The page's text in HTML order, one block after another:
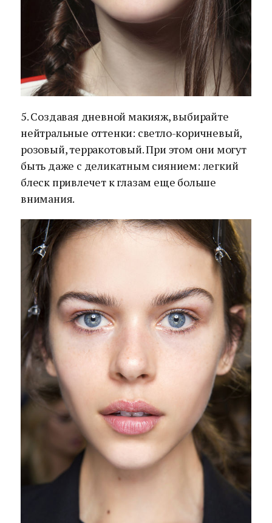
5. Создавая дневной макияж, выбирайте
нейтральные оттенки: светло-коричневый,
розовый, терракотовый. При этом они могут
быть даже с деликатным сиянием: легкий
блеск привлечет к глазам еще больше
внимания.